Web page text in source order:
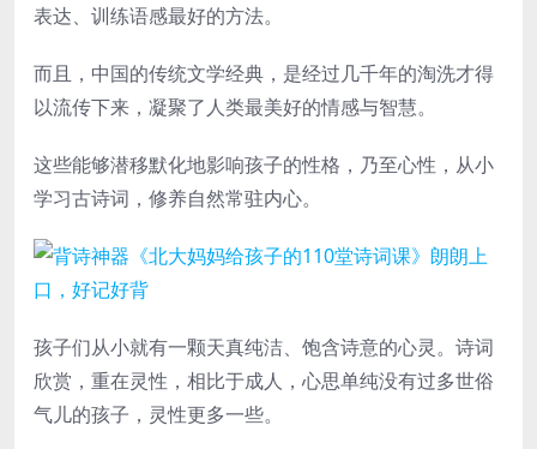
表达、训练语感最好的方法。
而且，中国的传统文学经典，是经过几千年的淘洗才得
以流传下来，凝聚了人类最美好的情感与智慧。
这些能够潜移默化地影响孩子的性格，乃至心性，从小
学习古诗词，修养自然常驻内心。
孩子们从小就有一颗天真纯洁、饱含诗意的心灵。诗词
欣赏，重在灵性，相比于成人，心思单纯没有过多世俗
气儿的孩子，灵性更多一些。